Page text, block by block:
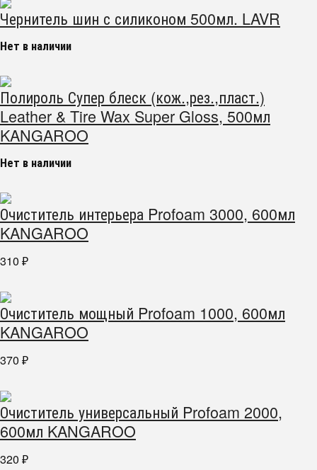
Чернитель шин с силиконом 500мл. LAVR
Нет в наличии
Полироль Супер блеск (кож.,рез.,пласт.)
Leather & Tire Wax Super Gloss, 500мл
KANGAROO
Нет в наличии
Очиститель интерьера Profoam 3000, 600мл
KANGAROO
310 ₽
Очиститель мощный Profoam 1000, 600мл
KANGAROO
370 ₽
Очиститель универсальный Profoam 2000,
600мл KANGAROO
320 ₽